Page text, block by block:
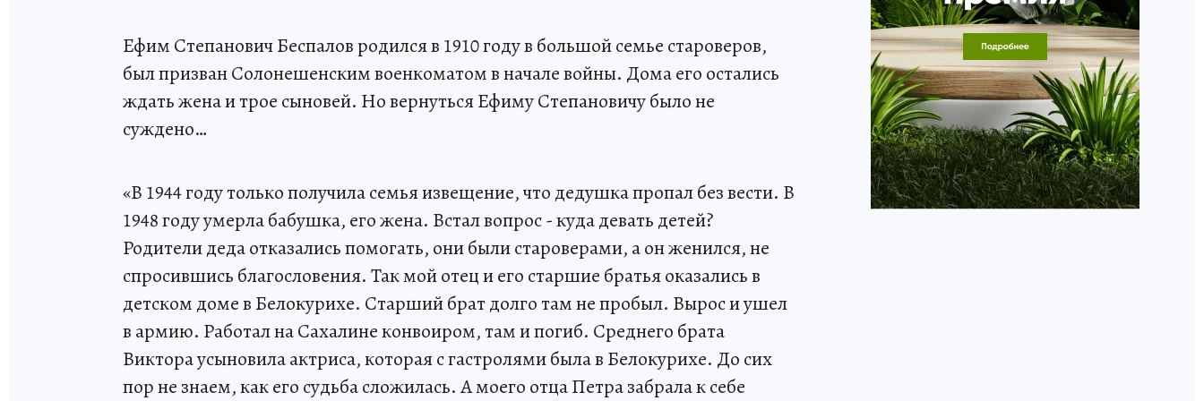
Ефим Степанович Беспалов родился в 1910 году в большой семье староверов,
был призван Солонешенским военкоматом в начале войны. Дома его остались
ждать жена и трое сыновей. Но вернуться Ефиму Степановичу было не
суждено…
«В 1944 году только получила семья извещение, что дедушка пропал без вести. В
1948 году умерла бабушка, его жена. Встал вопрос - куда девать детей?
Родители деда отказались помогать, они были староверами, а он женился, не
спросившись благословения. Так мой отец и его старшие братья оказались в
детском доме в Белокурихе. Старший брат долго там не пробыл. Вырос и ушел
в армию. Работал на Сахалине конвоиром, там и погиб. Среднего брата
Виктора усыновила актриса, которая с гастролями была в Белокурихе. До сих
пор не знаем, как его судьба сложилась. А моего отца Петра забрала к себе